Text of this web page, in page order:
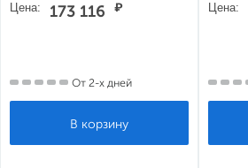
Цена: 173 116 ₽
От 2-х дней
Цена: